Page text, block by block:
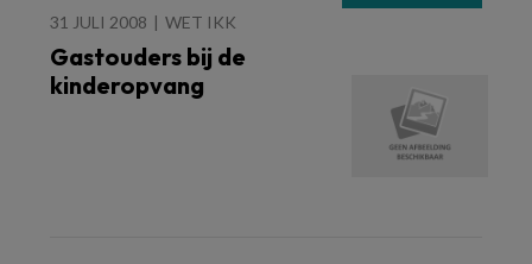
31 JULI 2008 WET IKK
Gastouders bij de
kinderopvang